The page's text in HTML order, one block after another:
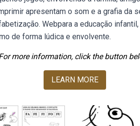
apresentam o som e a grafia da
Webpara a educação
de forma lúdica e envolvente.
more information, click the button
LEARN MORE